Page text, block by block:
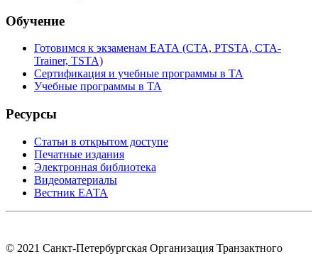
Обучение
Готовимся к экзаменам ЕАТА (СТА, PTSTA, СТА-
Trainer, TSTA)
Сертификация и учебные программы в ТА
Учебные программы в ТА
Ресурсы
Статьи в открытом доступе
Печатные издания
Электронная библиотека
Видеоматериалы
Вестник ЕАТА
© 2021 Санкт-Петербургская Организация Транзактного